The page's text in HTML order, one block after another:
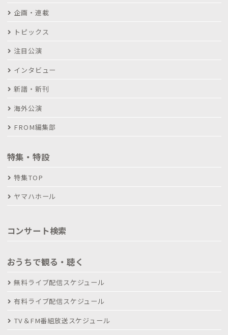
企画・連載
トピックス
注目公演
インタビュー
新譜・新刊
海外公演
FROM編集部
特集・特設
特集TOP
ヤマハホール
コンサート検索
おうちで観る・聴く
無料ライブ配信スケジュール
有料ライブ配信スケジュール
TV＆FM番組放送スケジュール